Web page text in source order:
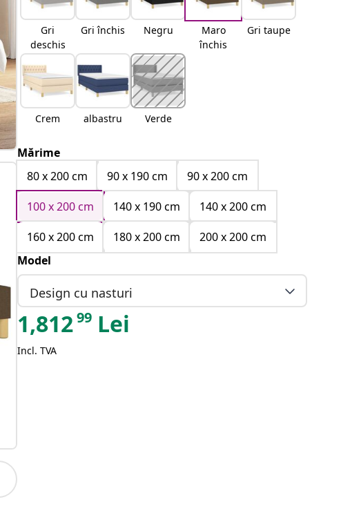
Gri
deschis
Gri închis Negru
Maro
închis
Gri taupe
Crem albastru Verde
Mărime
80 x 200 cm
90 x 190 cm
90 x 200 cm
100 x 200 cm
140 x 190 cm
140 x 200 cm
160 x 200 cm
180 x 200 cm
200 x 200 cm
Model
Design cu nasturi
1,81299 Lei
Incl. TVA